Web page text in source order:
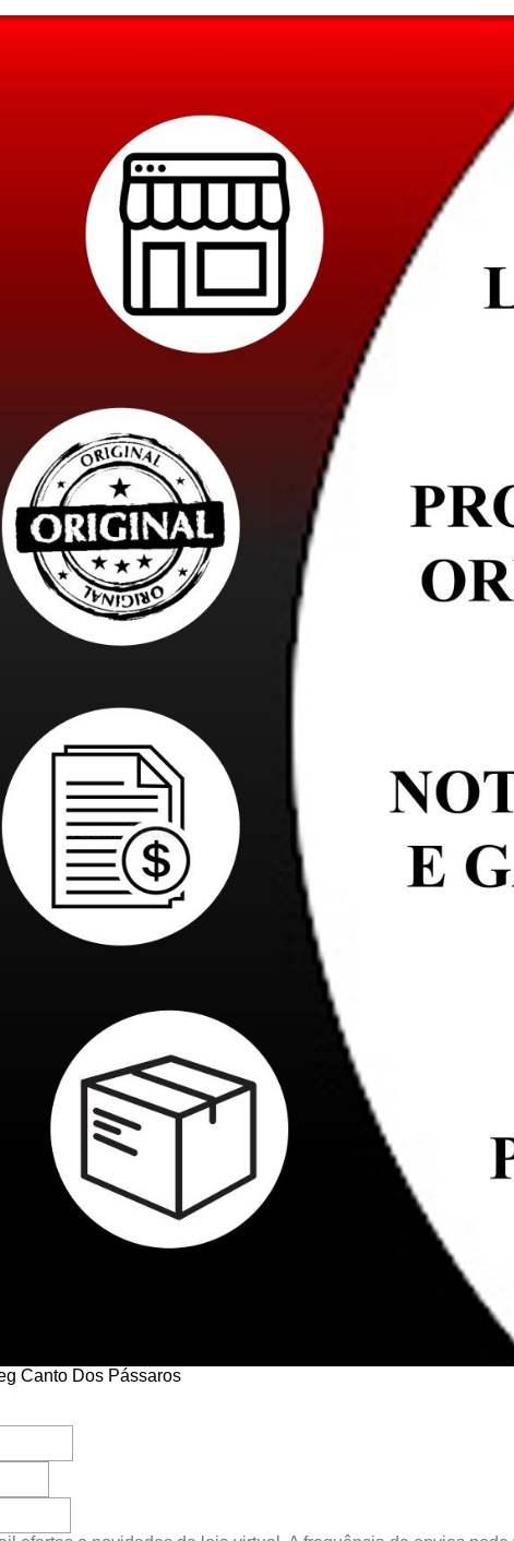
Canto Dos Pássaros